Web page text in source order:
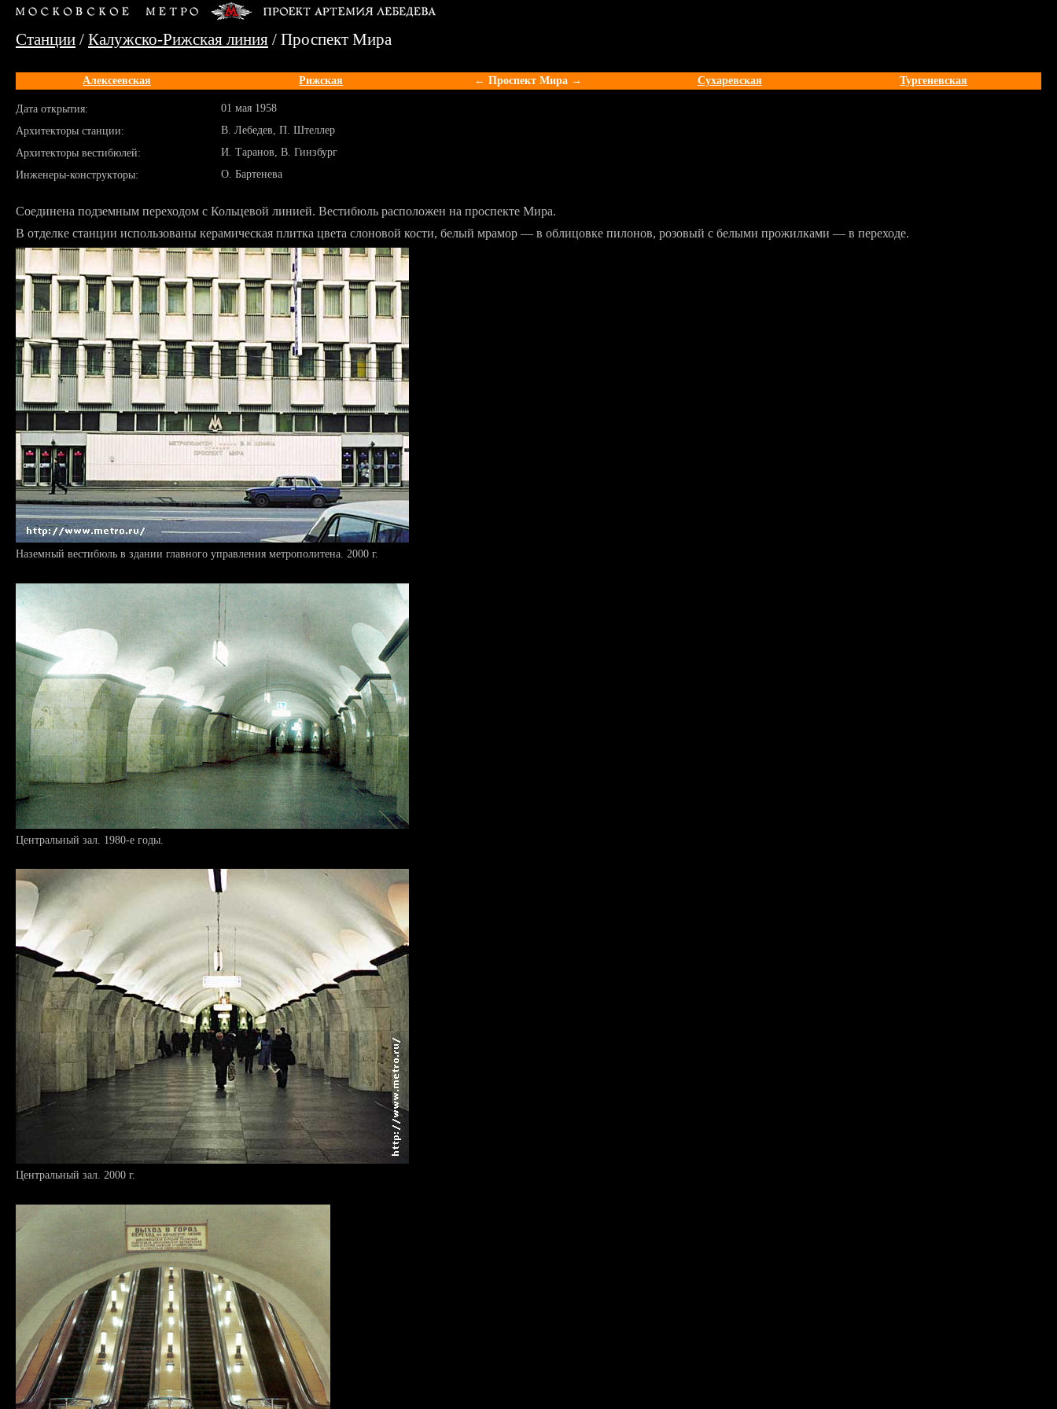
Станции / Калужско-Рижская линия / Проспект Мира
Алексеевская Рижская ← Проспект Мира → Сухаревская Тургеневская
Дата открытия:
01 мая 1958
Архитекторы станции:
В. Лебедев, П. Штеллер
Архитекторы вестибюлей:
И. Таранов, В. Гинзбург
Инженеры-конструкторы:
О. Бартенева
Соединена подземным переходом с Кольцевой линией. Вестибюль расположен на проспекте Мира.
В отделке станции использованы керамическая плитка цвета слоновой кости, белый мрамор — в облицовке пилонов, розовый с белыми прожилками — в переходе.
Наземный вестибюль в здании главного управления метрополитена. 2000 г.
Центральный зал. 1980-е годы.
Центральный зал. 2000 г.